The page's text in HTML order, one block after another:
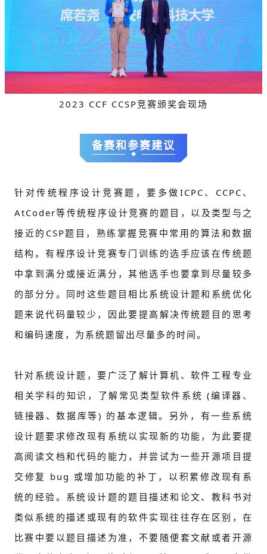
2023 CCF CCSP竞赛颁奖会现场
备赛和参赛建议
针对传统程序设计竞赛题，要多做ICPC、CCPC、
AtCoder等传统程序设计竞赛的题目，以及类型与之
接近的CSP题目，熟练掌握竞赛中常用的算法和数据
结构。有程序设计竞赛专门训练的选手应该在传统题
中拿到满分或接近满分，其他选手也要拿到尽量较多
的部分分。同时这些题目相比系统设计题和系统优化
题来说代码量较少，因此要提高解决传统题目的思考
和编码速度，为系统题留出尽量多的时间。
针对系统设计题，要广泛了解计算机、软件工程专业
相关学科的知识，了解常见类型软件系统 (编译器、
链接器、数据库等) 的基本逻辑。另外，有一些系统
设计题要求修改现有系统以实现新的功能，为此要提
高阅读文档和代码的能力，并尝试为一些开源项目提
交修复 bug 或增加功能的补丁，以积累修改现有系
统的经验。系统设计题的题目描述和论文、教科书对
类似系统的描述或现有的软件实现往往存在区别，在
比赛中要以题目描述为准，不要随便套文献或者开源